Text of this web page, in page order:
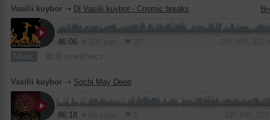
Vasilii kuybor ➝ Dj Vasilii kuybor - Cosmic breaks -Planeta eartth-Стихия огонь.
46:06
Микс В плейлист
Vasilii kuybor ➝ Sochi May Deep
86:18